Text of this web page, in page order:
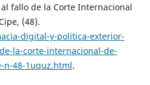
fallo de la Corte Internacional
(48).
digital-y-politica-exterior-
la-corte-internacional-de-
n-48-1uquz.html.